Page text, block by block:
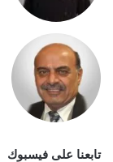
تابعنا على فيسبوك